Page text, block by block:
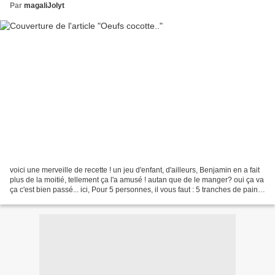
Par magaliJolyt
voici une merveille de recette ! un jeu d'enfant, d'ailleurs, Benjamin en a fait
plus de la moitié, tellement ça l'a amusé ! autan que de le manger? oui ça va
ça c'est bien passé... ici, Pour 5 personnes, il vous faut : 5 tranches de pain